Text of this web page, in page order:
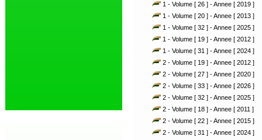
1 - Volume [ 26 ] - Annee [ 2019 ]
1 - Volume [ 20 ] - Annee [ 2013 ]
1 - Volume [ 32 ] - Annee [ 2025 ]
1 - Volume [ 19 ] - Annee [ 2012 ]
1 - Volume [ 31 ] - Annee [ 2024 ]
2 - Volume [ 19 ] - Annee [ 2012 ]
2 - Volume [ 27 ] - Annee [ 2020 ]
2 - Volume [ 33 ] - Annee [ 2026 ]
2 - Volume [ 32 ] - Annee [ 2025 ]
2 - Volume [ 18 ] - Annee [ 2011 ]
2 - Volume [ 22 ] - Annee [ 2015 ]
2 - Volume [ 31 ] - Annee [ 2024 ]